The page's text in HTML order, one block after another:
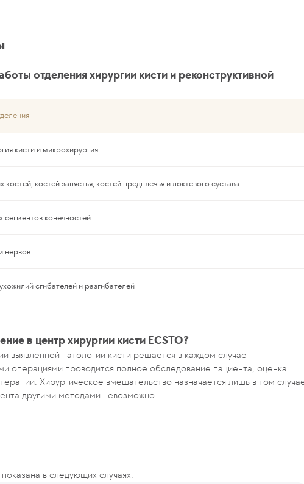
отделения хирургии кисти и реконструктивной
кисти и микрохирургия
костей запястья, костей предплечья и локтевого сустава
сегментов конечностей
нервов
сгибателей и разгибателей
в центр хирургии кисти ECSTO?
выявленной патологии кисти решается в каждом случае
операциями проводится полное обследование пациента, оценка
Хирургическое вмешательство назначается лишь в том
другими методами невозможно.
в следующих случаях: